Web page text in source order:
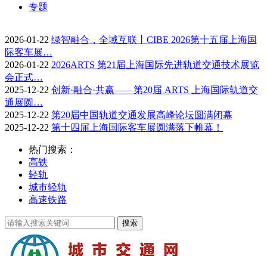
专题
2026-01-22 绿智融合，全域互联丨CIBE 2026第十五届上海国
际客车展…
2026-01-22 2026ARTS 第21届上海国际先进轨道交通技术展览
会正式…
2025-12-22 创新·融合·共赢——第20届 ARTS 上海国际轨道交
通展圆…
2025-12-22 第20届中国轨道交通发展高峰论坛圆满闭幕
2025-12-22 第十四届上海国际客车展圆满落下帷幕！
热门搜索：
高铁
轻轨
城市轻轨
高速铁路